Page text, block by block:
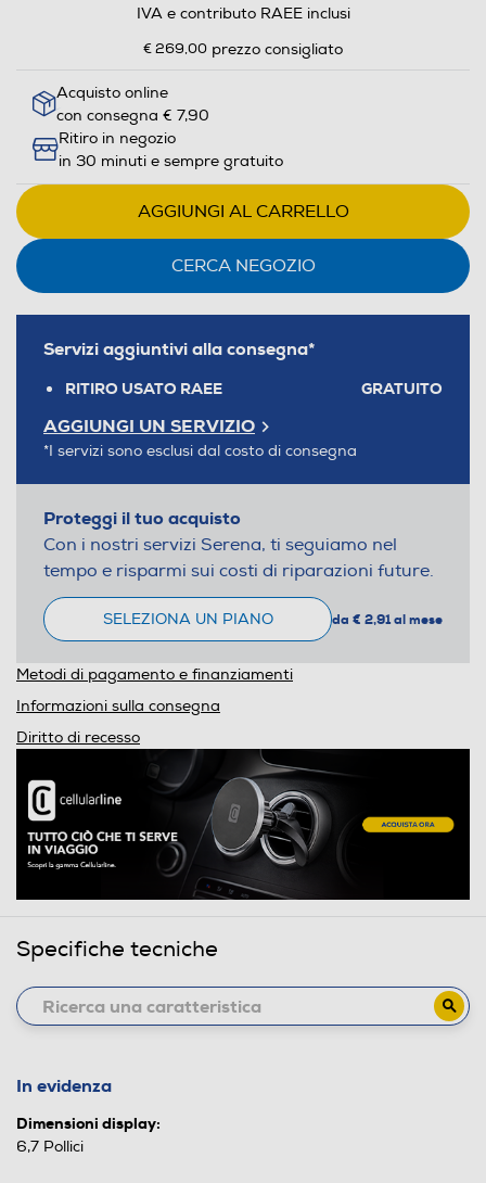
IVA e contributo RAEE inclusi
€ 269,00 prezzo consigliato
Acquisto online
con consegna € 7,90
Ritiro in negozio
in 30 minuti e sempre gratuito
AGGIUNGI AL CARRELLO
CERCA NEGOZIO
Servizi aggiuntivi alla consegna*
RITIRO USATO RAEE GRATUITO
AGGIUNGI UN SERVIZIO
*I servizi sono esclusi dal costo di consegna
Proteggi il tuo acquisto
Con i nostri servizi Serena, ti seguiamo nel
tempo e risparmi sui costi di riparazioni future.
SELEZIONA UN PIANO da € 2,91 al mese
Metodi di pagamento e finanziamenti
Informazioni sulla consegna
Diritto di recesso
Specifiche tecniche
In evidenza
Dimensioni display:
6,7 Pollici